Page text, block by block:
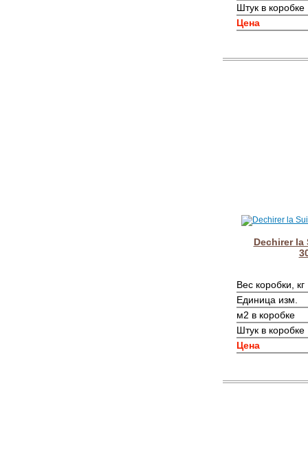
Штук в коробке
Цена
Dechirer la
Вес коробки, кг
Единица изм.
м2 в коробке
Штук в коробке
Цена